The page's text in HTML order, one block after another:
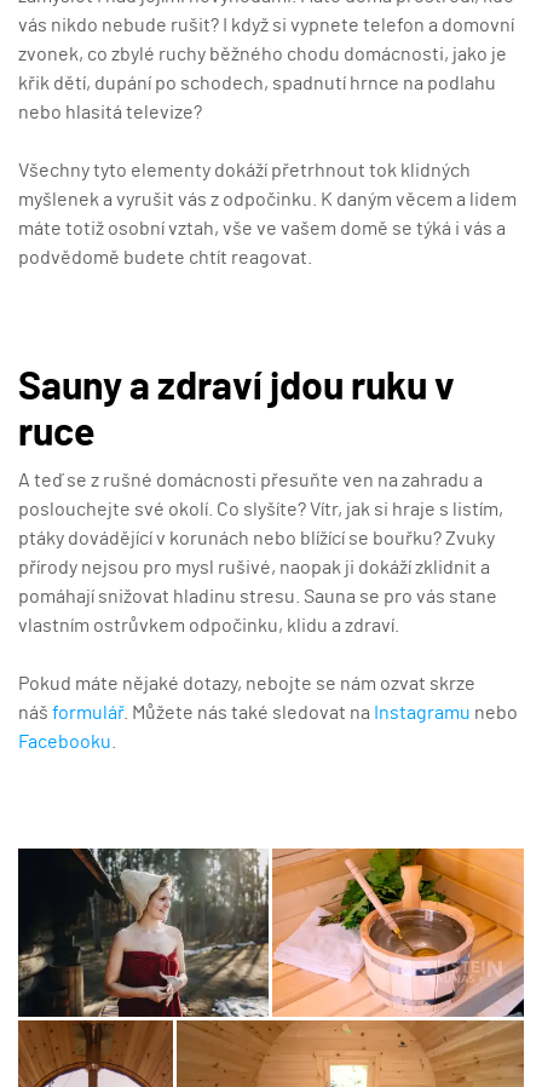
vás nikdo nebude rušit? I když si vypnete telefon a domovní
zvonek, co zbylé ruchy běžného chodu domácnosti, jako je
křik dětí, dupání po schodech, spadnutí hrnce na podlahu
nebo hlasitá televize?
Všechny tyto elementy dokáží přetrhnout tok klidných
myšlenek a vyrušit vás z odpočinku. K daným věcem a lidem
máte totiž osobní vztah, vše ve vašem domě se týká i vás a
podvědomě budete chtít reagovat.
Sauny a zdraví jdou ruku v
ruce
A teď se z rušné domácnosti přesuňte ven na zahradu a
poslouchejte své okolí. Co slyšíte? Vítr, jak si hraje s listím,
ptáky dovádějící v korunách nebo blížící se bouřku? Zvuky
přírody nejsou pro mysl rušivé, naopak ji dokáží zklidnit a
pomáhají snižovat hladinu stresu. Sauna se pro vás stane
vlastním ostrůvkem odpočinku, klidu a zdraví.
Pokud máte nějaké dotazy, nebojte se nám ozvat skrze
náš formulář. Můžete nás také sledovat na Instagramu nebo
Facebooku